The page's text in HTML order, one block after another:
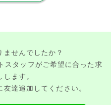
ませんでしたか？
スタッフがご希望に合った求
します。
達追加してください。